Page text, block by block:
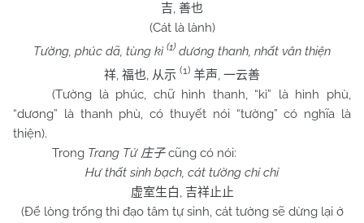
吉, 善也
(Cát là lành)
Tường, phúc dã, tùng kì (1) dương thanh, nhất vân thiện
祥, 福也, 从示 (1) 羊声, 一云善
(Tường là phúc, chữ hình thanh, “kì” là hình phù,
“dương” là thanh phù, có thuyết nói “tường” có nghĩa là
thiện).
Trong Trang Tử 庄子cũng có nói:
Hư thất sinh bạch, cát tường chỉ chỉ
虚室生白, 吉祥止止
(Để lòng trống thì đạo tâm tự sinh, cát tường sẽ dừng lại ở